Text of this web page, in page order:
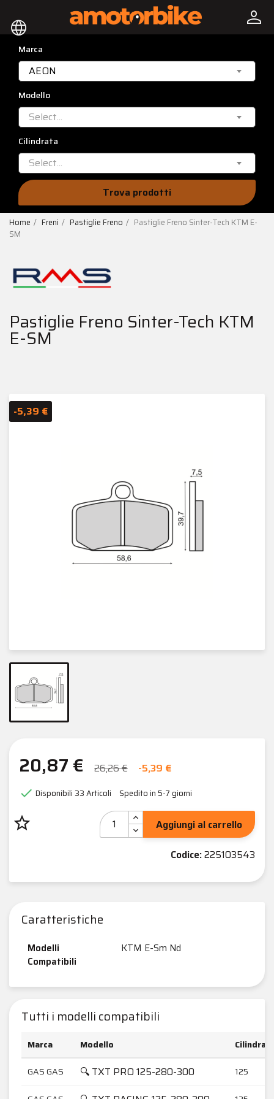
language person
Marca
AEON
Modello
Select...
Cilindrata
Select...
Trova prodotti
Home Freni Pastiglie Freno
Pastiglie Freno Sinter-Tech KTM E-
SM
Pastiglie Freno Sinter-Tech KTM
E-SM
-5,39 €
20,87 € 26,26 € -5,39 €
 Disponibili33 Articoli Spedito in 5-7 giorni
star_border
Aggiungi al carrello
Codice:225103543
Caratteristiche
Modelli
Compatibili
KTM E-Sm Nd
Tutti i modelli compatibili
Marca Modello
GAS GAS
🔍 TXT PRO 125-280-300 125